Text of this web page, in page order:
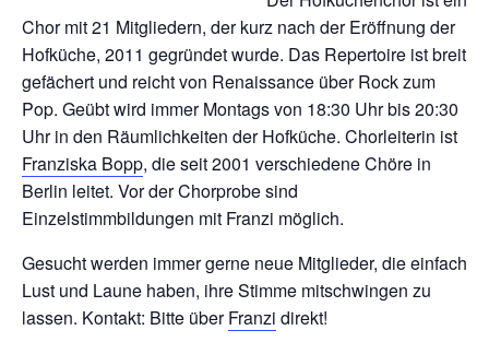
Chor mit 21 Mitgliedern, der kurz nach der Eröffnung der
Hofküche, 2011 gegründet wurde. Das Repertoire ist breit
gefächert und reicht von Renaissance über Rock zum
Pop. Geübt wird immer Montags von 18:30 Uhr bis 20:30
Uhr in den Räumlichkeiten der Hofküche. Chorleiterin ist
Franziska Bopp, die seit 2001 verschiedene Chöre in
Berlin leitet. Vor der Chorprobe sind
Einzelstimmbildungen mit Franzi möglich.
Gesucht werden immer gerne neue Mitglieder, die einfach
Lust und Laune haben, ihre Stimme mitschwingen zu
lassen. Kontakt: Bitte überFranzi direkt!